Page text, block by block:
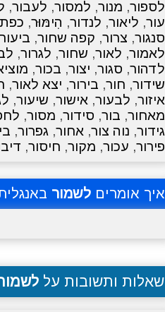
לספור, מנור, למסור, לעבור,
עור, ליאור, לנדור, הִימּוּר,
סנגור, צרור, קפה שחור, ביעור
לאמור, לאור, שחור, לגרור,
לדהור, סגור, יצור, בכור,
שידור, חור, בירור, יצא לאור,
איזור, לבעור, אישור, שיעור,
מאחור, בור, סידור, מסור,
גידור, נוה צור, אחור, גפרור,
פירור, עכור, מקור, חיסור,
איך אומרים לשמור
שאלות ותשובות על